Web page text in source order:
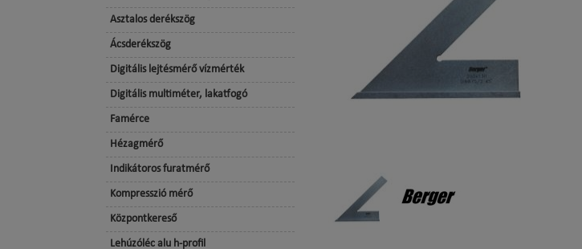
Asztalos derékszög
Ácsderékszög
Digitális lejtésmérő vízmérték
Digitális multiméter, lakatfogó
Famérce
Hézagmérő
Indikátoros furatmérő
Kompresszió mérő
Központkereső
Lehúzóléc alu h-profil